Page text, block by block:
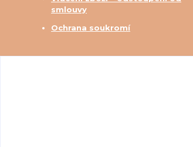
smlouvy
Ochrana soukromí